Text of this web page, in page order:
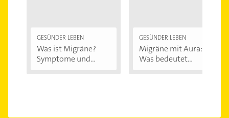
GESÜNDER LEBEN
Was ist Migräne?
Symptome und...
GESÜNDER LEBEN
Migräne mit Aura:
Was bedeutet...